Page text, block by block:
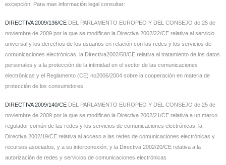
excepción. Para mas información legal consultar:
DIRECTIVA 2009/136/CE DEL PARLAMENTO EUROPEO Y DEL CONSEJO de 25 de
noviembre de 2009 por la que se modifican la Directiva 2002/22/CE relativa al servicio
universal y los derechos de los usuarios en relación con las redes y los servicios de
comunicaciones electrónicas, la Directiva2002/58/CE relativa al tratamiento de los datos
personales y a la protección de la intimidad en el sector de las comunicaciones
electrónicas y el Reglamento (CE) no2006/2004 sobre la cooperación en materia de
protección de los consumidores.
DIRECTIVA 2009/140/CE DEL PARLAMENTO EUROPEO Y DEL CONSEJO de 25 de
noviembre de 2009 por la que se modifican la Directiva 2002/21/CE relativa a un marco
regulador común de las redes y los servicios de comunicaciones electrónicas, la
Directiva 2002/19/CE relativa al acceso a las redes de comunicaciones electrónicas y
recursos asociados, y a su interconexión, y la Directiva 2002/20/CE relativa a la
autorización de redes y servicios de comunicaciones electrónicas